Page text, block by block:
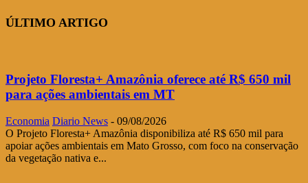
ÚLTIMO ARTIGO
Projeto Floresta+ Amazônia oferece até R$ 650 mil
para ações ambientais em MT
Economia Diario News - 09/08/2026
O Projeto Floresta+ Amazônia disponibiliza até R$ 650 mil para
apoiar ações ambientais em Mato Grosso, com foco na conservação
da vegetação nativa e...